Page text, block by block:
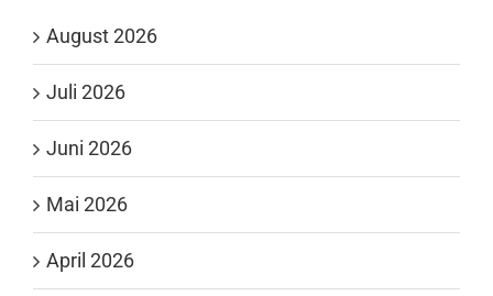
August 2026
Juli 2026
Juni 2026
Mai 2026
April 2026